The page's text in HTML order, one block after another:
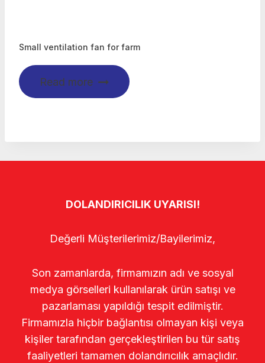
Small ventilation fan for farm
Read more
DOLANDIRICILIK UYARISI!
Değerli Müşterilerimiz/Bayilerimiz,
Son zamanlarda, firmamızın adı ve sosyal
medya görselleri kullanılarak ürün satışı ve
pazarlaması yapıldığı tespit edilmiştir.
Firmamızla hiçbir bağlantısı olmayan kişi veya
kişiler tarafından gerçekleştirilen bu tür satış
faaliyetleri tamamen dolandırıcılık amaçlıdır.